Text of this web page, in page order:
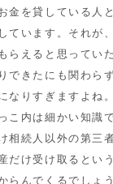
金を貸している人
ています。それが
らえると思ってい
できたにも関わら
なりすぎますよね。
こ内は細かい知識
相続人以外の第三
だけ受け取るとい
らんでくるでしょ